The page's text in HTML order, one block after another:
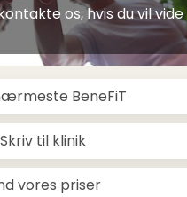
os, hvis du vil
BeneFiT
Skriv til klinik
vores priser